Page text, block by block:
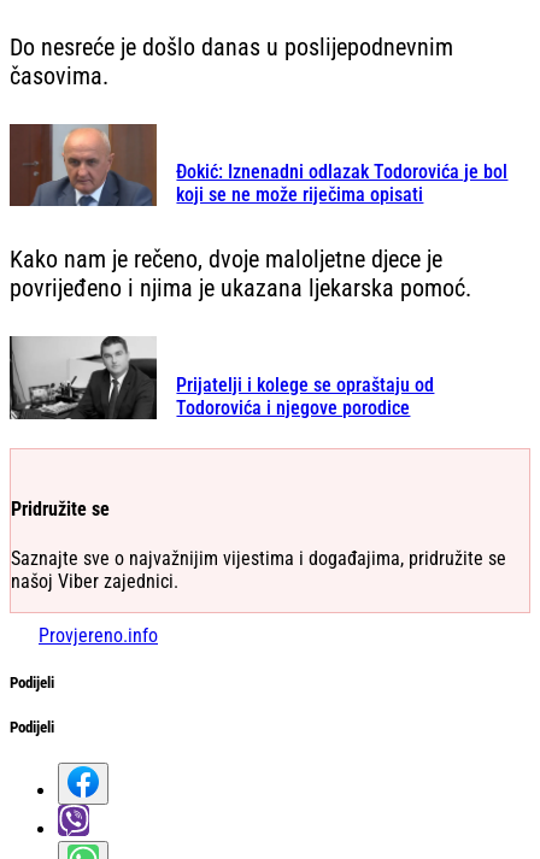
Do nesreće je došlo danas u poslijepodnevnim
časovima.
Đokić: Iznenadni odlazak Todorovića je bol
koji se ne može riječima opisati
Kako nam je rečeno, dvoje maloljetne djece je
povrijeđeno i njima je ukazana ljekarska pomoć.
Prijatelji i kolege se opraštaju od
Todorovića i njegove porodice
Pridružite se
Saznajte sve o najvažnijim vijestima i događajima, pridružite se
našoj Viber zajednici.
Provjereno.info
Podijeli
Podijeli